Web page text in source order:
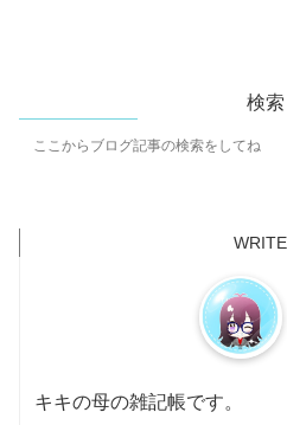
検索
キキの母の雑記帳です。